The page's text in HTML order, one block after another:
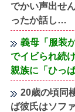
でかい声出せ
ったか話し…
義母「服装
でイビられ続
親族に「ひっ
20歳の頃同
ば彼氏はソフ